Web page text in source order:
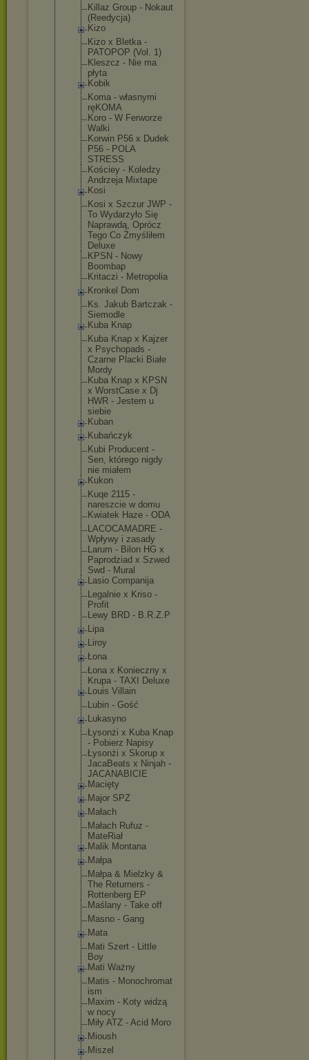
Killaz Group - Nokaut
(Reedycja)
Kizo
Kizo x Bletka -
PATOPOP (Vol. 1)
Kleszcz - Nie ma
płyta
Kobik
Koma - własnymi
ręKOMA
Koro - W Ferworze
Walki
Korwin P56 x Dudek
P56 - POLA
STRESS
Kościey - Koledzy
Andrzeja Mixtape
Kosi
Kosi x Szczur JWP -
To Wydarzyło Się
Naprawdą, Oprócz
Tego Co Zmyśliłem
Deluxe
KPSN - Nowy
Boombap
Kritaczi - Metropolia
Kronkel Dom
Ks. Jakub Bartczak -
Siemodle
Kuba Knap
Kuba Knap x Kajzer
x Psychopads -
Czarne Placki Białe
Mordy
Kuba Knap x KPSN
x WorstCase x Dj
HWR - Jestem u
siebie
Kuban
Kubańczyk
Kubi Producent -
Sen, którego nigdy
nie miałem
Kukon
Kuqe 2115 -
nareszcie w domu
Kwiatek Haze - ODA
LACOCAMADRE -
Wpływy i zasady
Larum - Bilon HG x
Paprodziad x Szwed
Swd - Mural
Lasio Companija
Legalnie x Kriso -
Profit
Lewy BRD - B.R.Z.P
Lipa
Liroy
Łona
Łona x Konieczny x
Krupa - TAXI Deluxe
Louis Villain
Lubin - Gość
Lukasyno
Łysonżi x Kuba Knap
- Pobierz Napisy
Łysonżi x Skorup x
JacaBeats x Ninjah -
JACANABICIE
Macięty
Major SPZ
Małach
Małach Rufuz -
MateRiał
Malik Montana
Małpa
Małpa & Mielzky &
The Returners -
Rottenberg EP
Maślany - Take off
Masno - Gang
Mata
Mati Szert - Little
Boy
Mati Ważny
Matis - Monochromat
ism
Maxim - Koty widzą
w nocy
Miły ATZ - Acid Moro
Mioush
Miszel